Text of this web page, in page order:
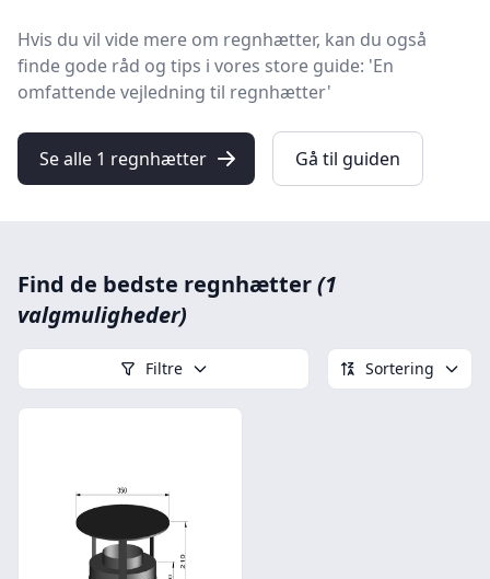
Hvis du vil vide mere om regnhætter, kan du også
finde gode råd og tips i vores store guide: 'En
omfattende vejledning til regnhætter'
Se alle 1 regnhætter Gå til guiden
Find de bedste regnhætter(1
valgmuligheder)
Filtre Sortering